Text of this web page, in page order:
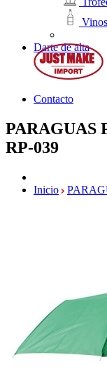
Darte de alta
Contacto
PARAGUAS
RP-039
Inicio